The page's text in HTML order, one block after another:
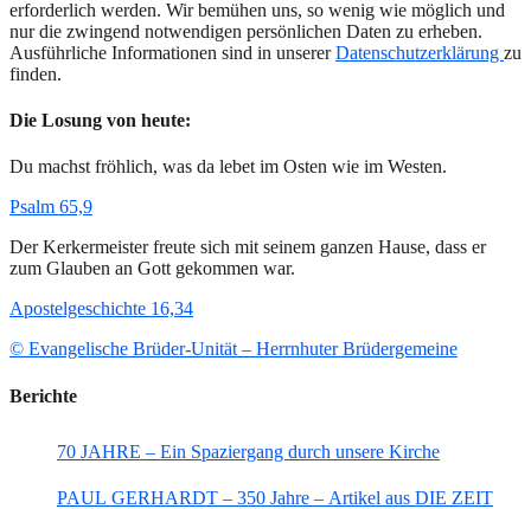
erforderlich werden. Wir bemühen uns, so wenig wie möglich und
nur die zwingend notwendigen persönlichen Daten zu erheben.
Ausführliche Informationen sind in unsererDatenschutzerklärung zu
finden.
Die Losung von heute:
Du machst fröhlich, was da lebet im Osten wie im Westen.
Psalm 65,9
Der Kerkermeister freute sich mit seinem ganzen Hause, dass er
zum Glauben an Gott gekommen war.
Apostelgeschichte 16,34
© Evangelische Brüder-Unität – Herrnhuter Brüdergemeine
Berichte
70 JAHRE – Ein Spaziergang durch unsere Kirche
PAUL GERHARDT – 350 Jahre – Artikel aus DIE ZEIT